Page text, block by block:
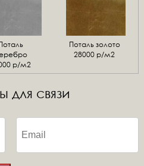
р/м2
Поталь золото
28000 р/м2
для связи